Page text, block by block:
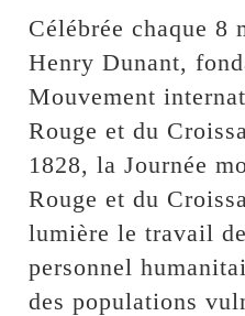
Célébrée chaque 8
Henry Dunant,
Mouvement
Rouge et du
1828, la Journée
Rouge et du
lumière le travail
personnel
des populations